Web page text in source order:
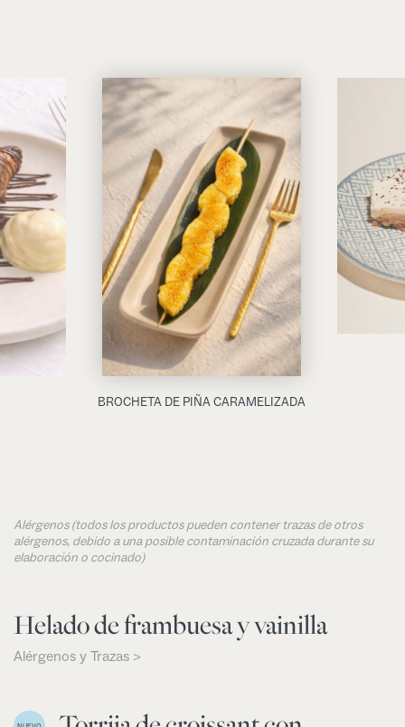
BROCHETA DE PIÑA CARAMELIZADA
Alérgenos (todos los productos pueden contener trazas de otros
alérgenos, debido a una posible contaminación cruzada durante su
elaboración o cocinado)
Helado de frambuesa y vainilla
Alérgenos y Trazas >